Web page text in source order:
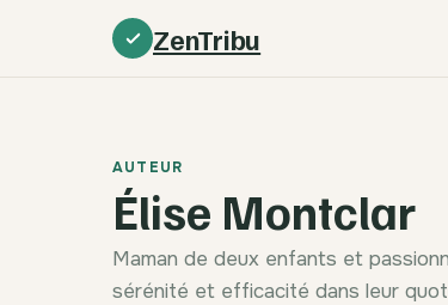
ZenTribu
AUTEUR
Élise Montclar
Maman de deux enfants et
sérénité et efficacité dans leur